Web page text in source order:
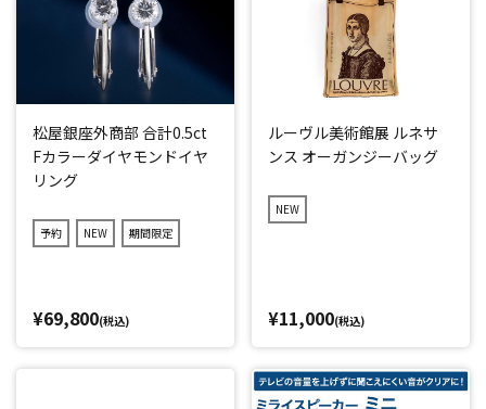
松屋銀座外商部 合計0.5ct
Fカラーダイヤモンドイヤ
リング
予約 NEW 期間限定
¥69,800(税込)
ルーヴル美術館展 ルネサ
ンス オーガンジーバッグ
NEW
¥11,000(税込)